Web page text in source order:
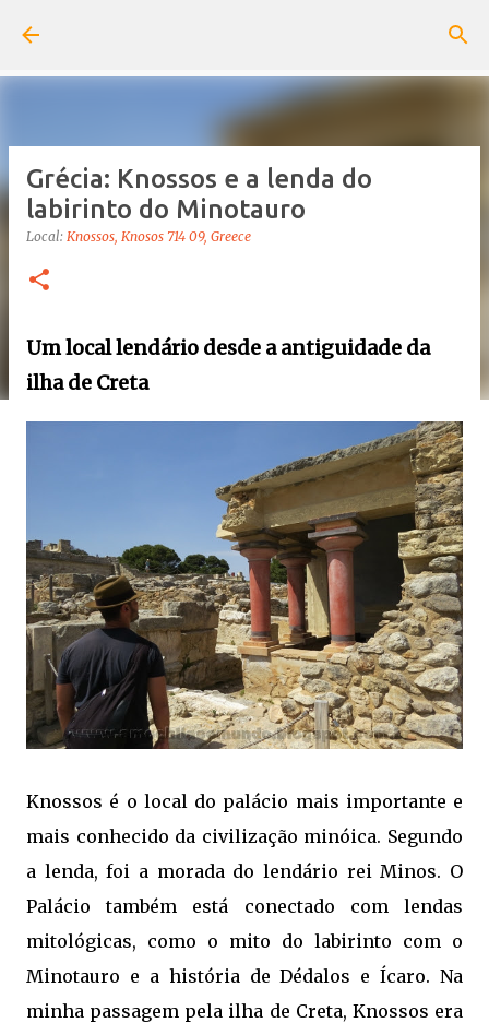
Grécia: Knossos e a lenda do
labirinto do Minotauro
Local: Knossos, Knosos 714 09, Greece
Um local lendário desde a antiguidade da
ilha de Creta
Knossos é o local do palácio mais importante e
mais conhecido da civilização minóica. Segundo
a lenda, foi a morada do lendário rei Minos. O
Palácio também está conectado com lendas
mitológicas, como o mito do labirinto com o
Minotauro e a história de Dédalos e Ícaro. Na
minha passagem pela ilha de Creta, Knossos era